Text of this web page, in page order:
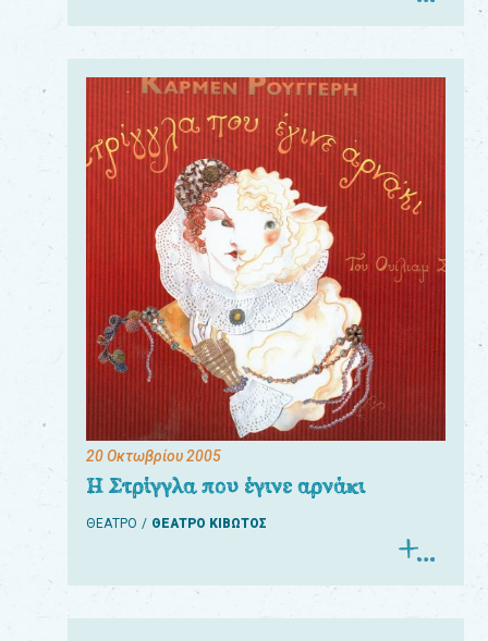
20 Οκτωβρίου 2005
Η Στρίγγλα που έγινε αρνάκι
ΘΕΑΤΡΟ ΘΕΑΤΡΟ ΚΙΒΩΤΟΣ